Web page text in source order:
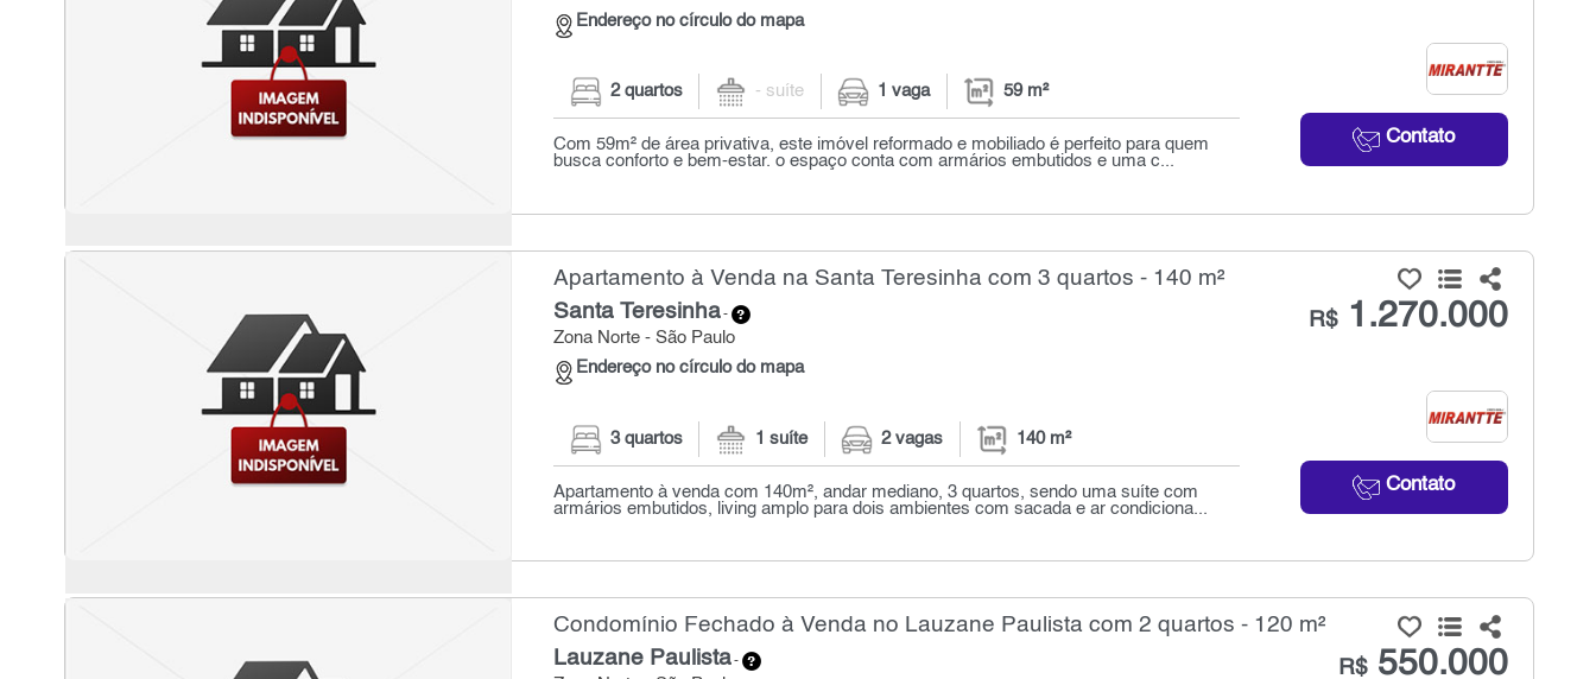
Endereço no círculo do mapa
Contato
2 quartos - suíte 1 vaga 59 m²
Com 59m² de área privativa, este imóvel reformado e mobiliado é perfeito para quem
busca conforto e bem-estar. o espaço conta com armários embutidos e uma c...
Apartamento à Venda na Santa Teresinha com 3 quartos - 140 m²
Santa Teresinha-
Zona Norte - São Paulo
Endereço no círculo do mapa
R$1.270.000
Contato
3 quartos 1 suíte 2 vagas 140 m²
Apartamento à venda com 140m², andar mediano, 3 quartos, sendo uma suíte com
armários embutidos, living amplo para dois ambientes com sacada e ar condiciona...
Condomínio Fechado à Venda no Lauzane Paulista com 2 quartos - 120 m²
Lauzane Paulista- R$550.000